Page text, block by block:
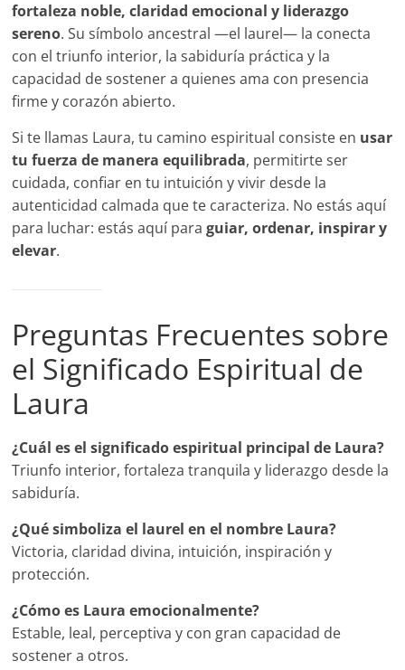
fortaleza noble, claridad emocional y liderazgo
sereno. Su símbolo ancestral —el laurel— la conecta
con el triunfo interior, la sabiduría práctica y la
capacidad de sostener a quienes ama con presencia
firme y corazón abierto.
Si te llamas Laura, tu camino espiritual consiste en usar
tu fuerza de manera equilibrada, permitirte ser
cuidada, confiar en tu intuición y vivir desde la
autenticidad calmada que te caracteriza. No estás aquí
para luchar: estás aquí paraguiar, ordenar, inspirar y
elevar.
Preguntas Frecuentes sobre
el Significado Espiritual de
Laura
¿Cuál es el significado espiritual principal de Laura?
Triunfo interior, fortaleza tranquila y liderazgo desde la
sabiduría.
¿Qué simboliza el laurel en el nombre Laura?
Victoria, claridad divina, intuición, inspiración y
protección.
¿Cómo es Laura emocionalmente?
Estable, leal, perceptiva y con gran capacidad de
sostener a otros.